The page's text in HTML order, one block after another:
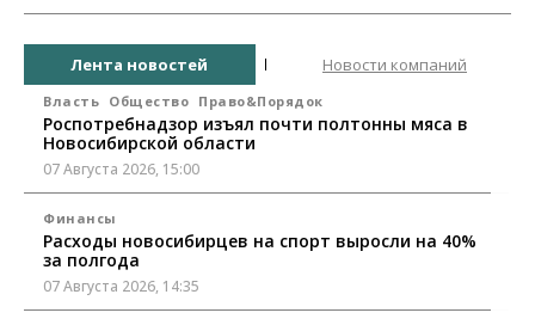
Лента новостей Новости компаний
Власть Общество Право&Порядок
Роспотребнадзор изъял почти полтонны мяса в
Новосибирской области
07 Августа 2026, 15:00
Финансы
Расходы новосибирцев на спорт выросли на 40%
за полгода
07 Августа 2026, 14:35